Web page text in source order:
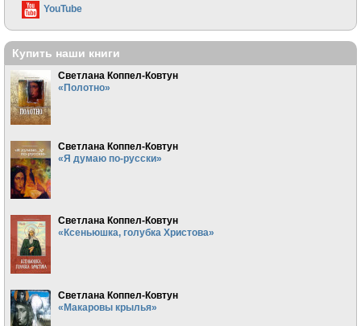
YouTube
Купить наши книги
Светлана Коппел-Ковтун
«Полотно»
Светлана Коппел-Ковтун
«Я думаю по-русски»
Светлана Коппел-Ковтун
«Ксеньюшка, голубка Христова»
Светлана Коппел-Ковтун
«Макаровы крылья»